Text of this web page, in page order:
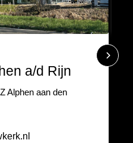
a/d Rijn
Alphen aan den